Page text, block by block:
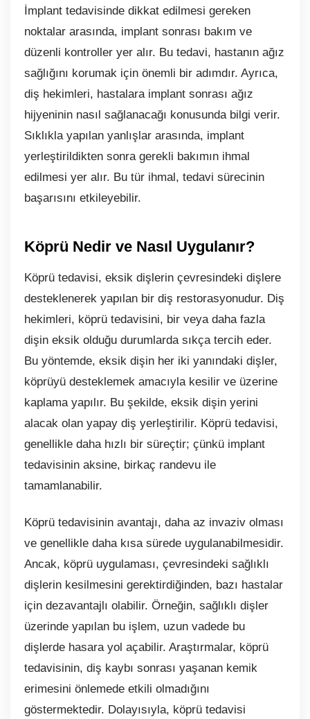
İmplant tedavisinde dikkat edilmesi gereken
noktalar arasında, implant sonrası bakım ve
düzenli kontroller yer alır. Bu tedavi, hastanın ağız
sağlığını korumak için önemli bir adımdır. Ayrıca,
diş hekimleri, hastalara implant sonrası ağız
hijyeninin nasıl sağlanacağı konusunda bilgi verir.
Sıklıkla yapılan yanlışlar arasında, implant
yerleştirildikten sonra gerekli bakımın ihmal
edilmesi yer alır. Bu tür ihmal, tedavi sürecinin
başarısını etkileyebilir.
Köprü Nedir ve Nasıl Uygulanır?
Köprü tedavisi, eksik dişlerin çevresindeki dişlere
desteklenerek yapılan bir diş restorasyonudur. Diş
hekimleri, köprü tedavisini, bir veya daha fazla
dişin eksik olduğu durumlarda sıkça tercih eder.
Bu yöntemde, eksik dişin her iki yanındaki dişler,
köprüyü desteklemek amacıyla kesilir ve üzerine
kaplama yapılır. Bu şekilde, eksik dişin yerini
alacak olan yapay diş yerleştirilir. Köprü tedavisi,
genellikle daha hızlı bir süreçtir; çünkü implant
tedavisinin aksine, birkaç randevu ile
tamamlanabilir.
Köprü tedavisinin avantajı, daha az invaziv olması
ve genellikle daha kısa sürede uygulanabilmesidir.
Ancak, köprü uygulaması, çevresindeki sağlıklı
dişlerin kesilmesini gerektirdiğinden, bazı hastalar
için dezavantajlı olabilir. Örneğin, sağlıklı dişler
üzerinde yapılan bu işlem, uzun vadede bu
dişlerde hasara yol açabilir. Araştırmalar, köprü
tedavisinin, diş kaybı sonrası yaşanan kemik
erimesini önlemede etkili olmadığını
göstermektedir. Dolayısıyla, köprü tedavisi